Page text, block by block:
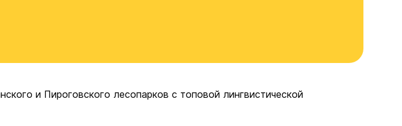
и Пироговского лесопарков с топовой лингвистической